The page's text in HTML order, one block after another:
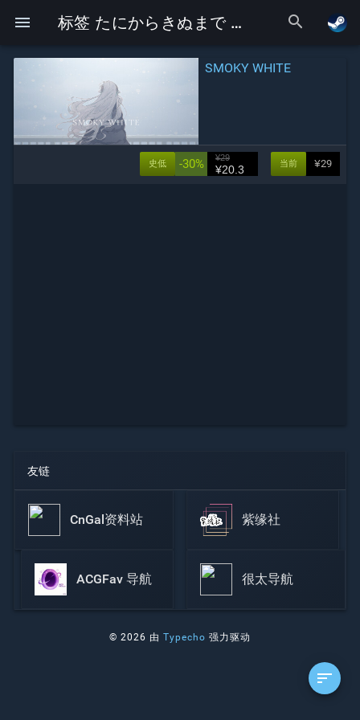
menu 标签 たにからきぬまで 下的Galgame search
SMOKY WHITE
¥29
当前
-30% ¥29
¥20.3
史低
友链
CnGal资料站 紫缘社
ACGFav 导航 很太导航
© 2026 由Typecho 强力驱动
sort